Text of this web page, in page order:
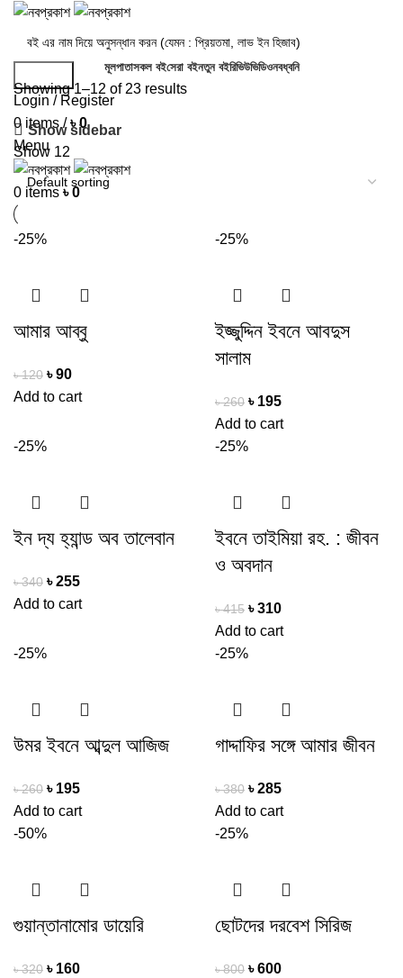
Login / Register
0 items / ৳0
Menu
0 items ৳0
মূলপাতাসকল বইসেরা বইনতুন বইরিভিউভিডিওনবধ্বনি
Showing 1–12 of 23 results
Show sidebar
Show 12
-25%
আমার আব্বু
৳120 ৳90
Add to cart
-25%
ইজ্জুদ্দিন ইবনে আবদুস
সালাম
৳260 ৳ 195
Add to cart
-25%
ইন দ্য হ্যান্ড অব তালেবান
৳340 ৳255
Add to cart
-25%
ইবনে তাইমিয়া রহ. : জীবন
ও অবদান
৳415 ৳310
Add to cart
-25%
উমর ইবনে আব্দুল আজিজ
৳260 ৳ 195
Add to cart
-25%
গাদ্দাফির সঙ্গে আমার জীবন
৳380 ৳285
Add to cart
-50%
গুয়ান্তানামোর ডায়েরি
৳320 ৳ 160
-25%
ছোটদের দরবেশ সিরিজ
৳800 ৳600